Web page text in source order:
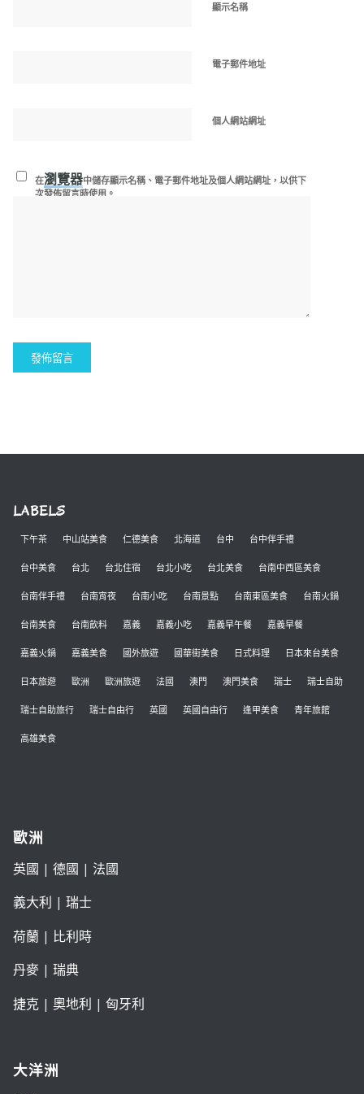
顯示名稱
電子郵件地址
個人網站網址
在瀏覽器中儲存顯示名稱、電子郵件地址及個人網站網址，以供下
次發佈留言時使用。
LABELS
下午茶 中山站美食 仁德美食 北海道 台中 台中伴手禮
台中美食 台北 台北住宿 台北小吃 台北美食 台南中西區美食
台南伴手禮 台南宵夜 台南小吃 台南景點 台南東區美食 台南火鍋
台南美食 台南飲料 嘉義 嘉義小吃 嘉義早午餐 嘉義早餐
嘉義火鍋 嘉義美食 國外旅遊 國華街美食 日式料理 日本來台美食
日本旅遊 歐洲 歐洲旅遊 法國 澳門 澳門美食 瑞士 瑞士自助
瑞士自助旅行 瑞士自由行 英國 英國自由行 逢甲美食 青年旅館
高雄美食
歐洲
英國 | 德國 | 法國
義大利 | 瑞士
荷蘭| 比利時
丹麥| 瑞典
捷克| 奧地利 | 匈牙利
大洋洲